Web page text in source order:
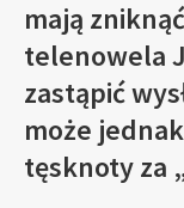
mają
telenowela
zastąpić
może
tęsknoty za